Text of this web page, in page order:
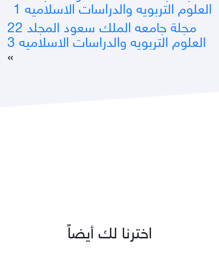
العلوم التربويه والدراسات الاسلاميه 1
مجلة جامعه الملك سعود المجلد 22
العلوم التربويه والدراسات الاسلاميه 3
»
اخترنا لك أيضاً